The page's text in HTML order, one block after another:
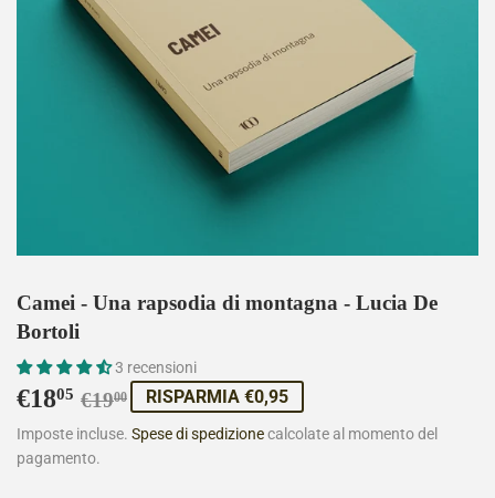
Camei - Una rapsodia di montagna - Lucia De
Bortoli
3 recensioni
€1805 €1900
Prezzo
di
€19,00
Prezzo
scontato
€18,05
RISPARMIA €0,95
Imposte incluse. Spese di spedizionecalcolate al momento del
pagamento.